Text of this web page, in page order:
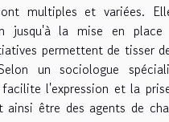
multiples et variées.
jusqu'à la mise en
permettent de tisser
un sociologue
l'expression et la
être des agents de